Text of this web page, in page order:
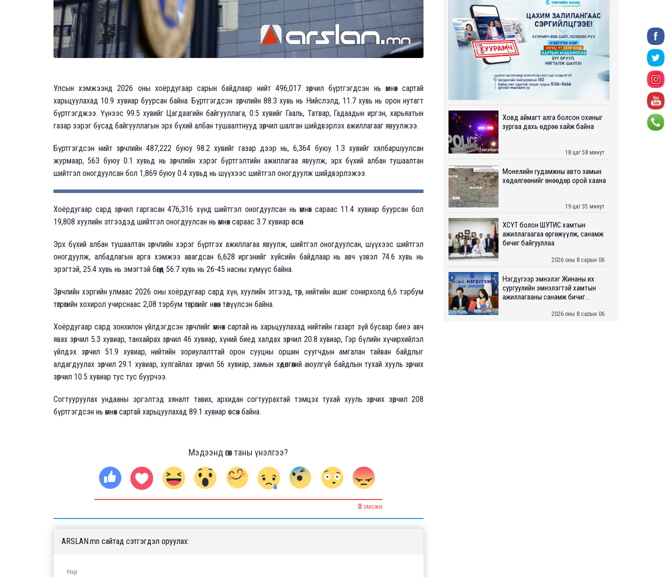
Улсын хэмжээнд 2026 оны хоёрдугаар сарын байдлаар нийт 496,017 зөрчил бүртгэгдсэн нь өмнөх сартай
харьцуулахад 10.9 хувиар буурсан байна. Бүртгэгдсэн зөрчлийн 88.3 хувь нь Нийслэлд, 11.7 хувь нь орон нутагт
бүртгэгджээ. Үүнээс 99.5 хувийг Цагдаагийн байгууллага, 0.5 хувийг Гааль, Татвар, Гадаадын иргэн, харьяатын
газар зэрэг бусад байгууллагын эрх бүхий албан тушаалтнууд зөрчил шалган шийдвэрлэх ажиллагааг явуулжээ.
Бүртгэгдсэн нийт зөрчлийн 487,222 буюу 98.2 хувийг газар дээр нь, 6,364 буюу 1.3 хувийг хялбаршуулсан
журмаар, 563 буюу 0.1 хувьд нь зөрчлийн хэрэг бүртгэлтийн ажиллагаа явуулж, эрх бүхий албан тушаалтан
шийтгэл оногдуулсан бол 1,869 буюу 0.4 хувьд нь шүүхээс шийтгэл оногдуулж шийдвэрлэжээ.
Хоёрдугаар сард зөрчил гаргасан 476,316 хүнд шийтгэл оногдуулсан нь өмнөх сараас 11.4 хувиар буурсан бол
19,808 хуулийн этгээдэд шийтгэл оногдуулсан нь өмнөх сараас 3.7 хувиар өссөн.
Эрх бүхий албан тушаалтан зөрчлийн хэрэг бүртгэх ажиллагаа явуулж, шийтгэл оногдуулсан, шүүхээс шийтгэл
оногдуулж, албадлагын арга хэмжээ авагдсан 6,628 иргэнийг хүйсийн байдлаар нь авч үзвэл 74.6 хувь нь
эрэгтэй, 25.4 хувь нь эмэгтэй бөгөөд 56.7 хувь нь 26-45 насны хүмүүс байна.
Зөрчлийн хэргийн улмаас 2026 оны хоёрдугаар сард хүн, хуулийн этгээд, төр, нийтийн ашиг сонирхолд 6,6 тэрбум
төгрөгийн хохирол учирснаас 2,08 тэрбум төгрөгийг нөхөн төлүүлсэн байна.
Хоёрдугаар сард зонхилон үйлдэгдсэн зөрчлийг өмнөх сартай нь харьцуулахад нийтийн газарт зүй бусаар биеэ авч
явах зөрчил 5.3 хувиар, танхайрах зөрчил 46 хувиар, хүний биед халдах зөрчил 20.8 хувиар, Гэр бүлийн хүчирхийлэл
үйлдэх зөрчил 51.9 хувиар, нийтийн зориулалттай орон сууцны оршин суугчдын амгалан тайван байдлыг
алдагдуулах зөрчил 29.1 хувиар, хулгайлах зөрчил 56 хувиар, замын хөдөлгөөний аюулгүй байдлын тухай хууль зөрчих
зөрчил 10.5 хувиар тус тус буурчээ.
Согтууруулах ундааны эргэлтэд хяналт тавих, архидан согтуурахтай тэмцэх тухай хууль зөрчих зөрчил 208
бүртгэгдсэн нь өмнөх сартай харьцуулахад 89.1 хувиар өссөн байна.
Мэдээнд өгөх таны үнэлгээ?
0 ЭМОЖИ
ARSLAN.mn сайтад сэтгэгдэл оруулах:
Ховд аймагт алга болсон охиныг
зургаа дахь өдрөө хайж байна
18 цаг 58 минут
Монелийн гудамжны авто замын
хөдөлгөөнийг өнөөдөр орой хаана
19 цаг 35 минут
ХӨСҮТ болон ШУТИС хамтын
ажиллагаагаа өргөжүүлж, санамж
бичиг байгууллаа
2026 оны 8 сарын 06
Нэгдүгээр эмнэлэг Жинаны их
сургуулийн эмнэлэгтэй хамтын
ажиллагааны санамж бичиг...
2026 оны 8 сарын 06